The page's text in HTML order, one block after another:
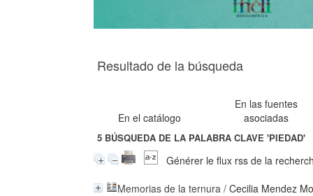
Resultado de la búsqueda
En el catálogo
En las fuentes
asociadas
5 BÚSQUEDA DE LA PALABRA CLAVE'PIEDAD'
Générer le flux rss de la
Memorias de la ternura /Cecilia Mendez